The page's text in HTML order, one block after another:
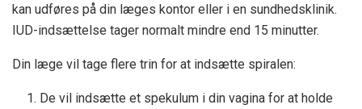
kan udføres på din læges kontor eller i en sundhedsklinik.
IUD-indsættelse tager normalt mindre end 15 minutter.
Din læge vil tage flere trin for at indsætte spiralen:
De vil indsætte et spekulum i din vagina for at holde